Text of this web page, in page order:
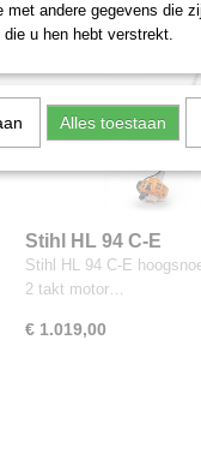
Stihl HL 94 C-E
Stihl HL 94 C-E
2 takt motor…
€ 1.019,00
andere gegevens die
u hen hebt verstrekt.
Alles toestaan